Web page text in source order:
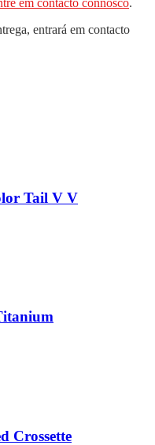
em contacto connosco.
entrará em contacto
Tail V V
Crossette